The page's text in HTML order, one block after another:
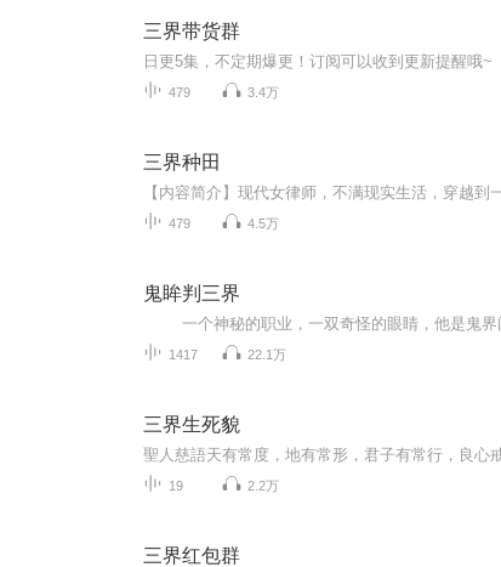
三界带货群
479 3.4万
三界种田
479 4.5万
鬼眸判三界
1417 22.1万
三界生死貌
19 2.2万
三界红包群